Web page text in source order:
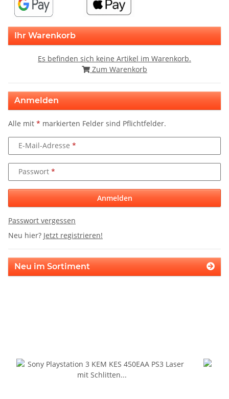
Ihr Warenkorb
Es befinden sich keine Artikel im Warenkorb.
Zum Warenkorb
Anmelden
Alle mit * markierten Felder sind Pflichtfelder.
E-Mail-Adresse
Passwort
Anmelden
Passwort vergessen
Neu hier? Jetzt registrieren!
Neu im Sortiment